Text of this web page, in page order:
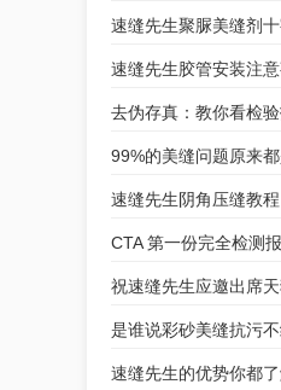
速缝先生胶管安装注
去伪存真：教你看检
速缝先生阴角压缝教程
是谁说彩砂美缝抗污不
速缝先生的优势你都了